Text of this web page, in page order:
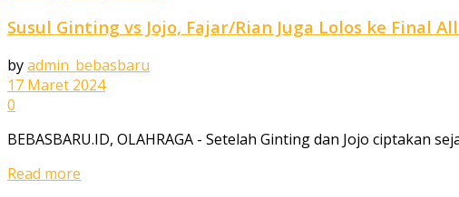
Susul Ginting vs Jojo, Fajar/Rian Juga Lolos ke Final
byadmin_bebasbaru
17 Maret 2024
0
BEBASBARU.ID, OLAHRAGA - Setelah Ginting dan Jojo ciptakan
Read more